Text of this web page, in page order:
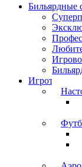
Бильярдные
Игротека